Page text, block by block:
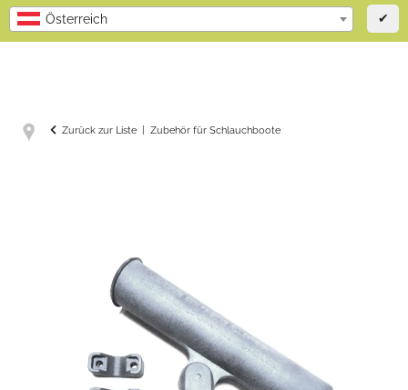
Österreich ✔
Zurück zur Liste Zubehör für Schlauchboote